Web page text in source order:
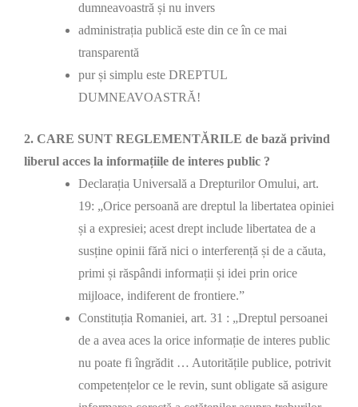
dumneavoastră și nu invers
administrația publică este din ce în ce mai
transparentă
pur și simplu este DREPTUL
DUMNEAVOASTRĂ!
2. CARE SUNT REGLEMENTĂRILE de bază privind
liberul acces la informațiile de interes public ?
Declarația Universală a Drepturilor Omului, art.
19: „Orice persoană are dreptul la libertatea opiniei
și a expresiei; acest drept include libertatea de a
susține opinii fără nici o interferență și de a căuta,
primi și răspândi informații și idei prin orice
mijloace, indiferent de frontiere.”
Constituția Romaniei, art. 31 : „Dreptul persoanei
de a avea aces la orice informație de interes public
nu poate fi îngrădit … Autoritățile publice, potrivit
competențelor ce le revin, sunt obligate să asigure